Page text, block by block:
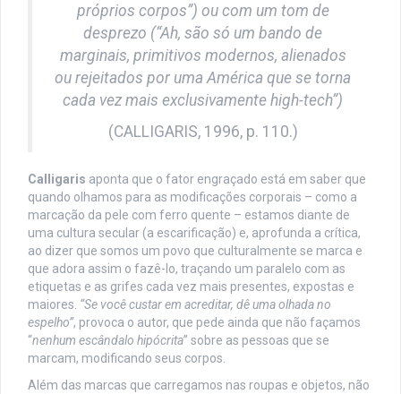
próprios corpos”) ou com um tom de
desprezo (“Ah, são só um bando de
marginais, primitivos modernos, alienados
ou rejeitados por uma América que se torna
cada vez mais exclusivamente high-tech”)
(CALLIGARIS, 1996, p. 110.)
Calligaris aponta que o fator engraçado está em saber que
quando olhamos para as modificações corporais – como a
marcação da pele com ferro quente – estamos diante de
uma cultura secular (a escarificação) e, aprofunda a crítica,
ao dizer que somos um povo que culturalmente se marca e
que adora assim o fazê-lo, traçando um paralelo com as
etiquetas e as grifes cada vez mais presentes, expostas e
maiores. “Se você custar em acreditar, dê uma olhada no
espelho”, provoca o autor, que pede ainda que não façamos
“nenhum escândalo hipócrita” sobre as pessoas que se
marcam, modificando seus corpos.
Além das marcas que carregamos nas roupas e objetos, não